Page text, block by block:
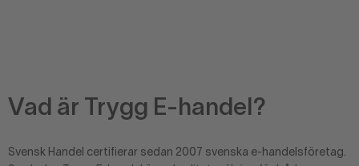
Vad är Trygg E-handel?
Svensk Handel certifierar sedan 2007 svenska e-handelsföretag.